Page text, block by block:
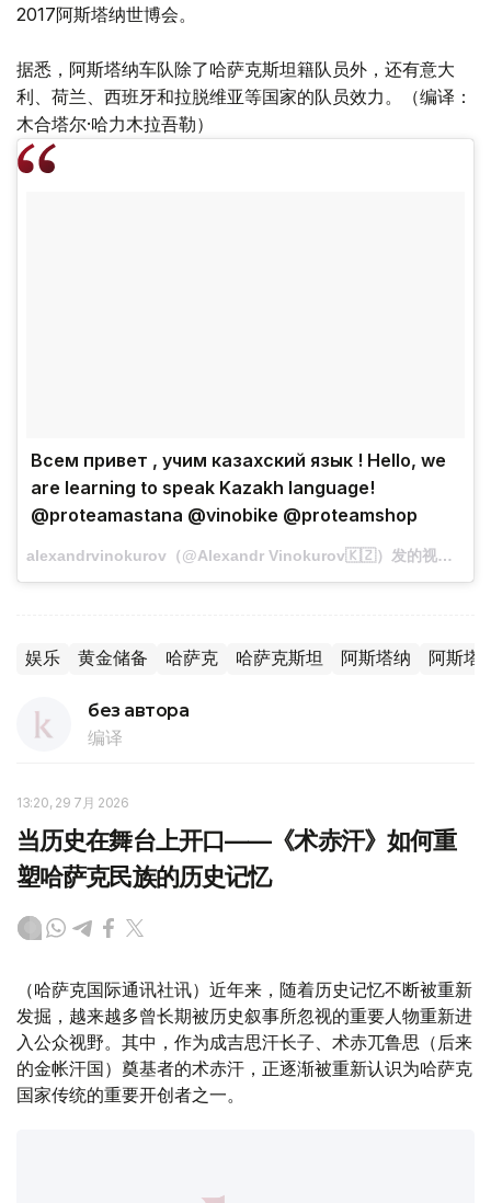
2017阿斯塔纳世博会。
据悉，阿斯塔纳车队除了哈萨克斯坦籍队员外，还有意大
利、荷兰、西班牙和拉脱维亚等国家的队员效力。（编译：
木合塔尔·哈力木拉吾勒）
Всем привет , учим казахский язык ! Hello, we
are learning to speak Kazakh language!
@proteamastana @vinobike @proteamshop
alexandrvinokurov（@Alexandr Vinokurov🇰🇿）发的视频 · 2016-07-18，23:49 PDT
娱乐 黄金储备 哈萨克 哈萨克斯坦 阿斯塔纳 阿斯塔
без автора
编译
13:20, 29 7月 2026
当历史在舞台上开口——《术赤汗》如何重
塑哈萨克民族的历史记忆
（哈萨克国际通讯社讯）近年来，随着历史记忆不断被重新
发掘，越来越多曾长期被历史叙事所忽视的重要人物重新进
入公众视野。其中，作为成吉思汗长子、术赤兀鲁思（后来
的金帐汗国）奠基者的术赤汗，正逐渐被重新认识为哈萨克
国家传统的重要开创者之一。